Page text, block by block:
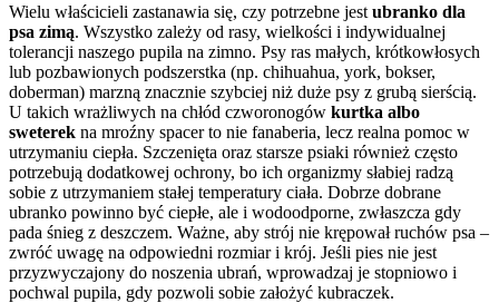
Wielu właścicieli zastanawia się, czy potrzebne jest ubranko dla
psa zimą. Wszystko zależy od rasy, wielkości i indywidualnej
tolerancji naszego pupila na zimno. Psy ras małych, krótkowłosych
lub pozbawionych podszerstka (np. chihuahua, york, bokser,
doberman) marzną znacznie szybciej niż duże psy z grubą sierścią.
U takich wrażliwych na chłód czworonogów kurtka albo
sweterek na mroźny spacer to nie fanaberia, lecz realna pomoc w
utrzymaniu ciepła. Szczenięta oraz starsze psiaki również często
potrzebują dodatkowej ochrony, bo ich organizmy słabiej radzą
sobie z utrzymaniem stałej temperatury ciała. Dobrze dobrane
ubranko powinno być ciepłe, ale i wodoodporne, zwłaszcza gdy
pada śnieg z deszczem. Ważne, aby strój nie krępował ruchów psa –
zwróć uwagę na odpowiedni rozmiar i krój. Jeśli pies nie jest
przyzwyczajony do noszenia ubrań, wprowadzaj je stopniowo i
pochwal pupila, gdy pozwoli sobie założyć kubraczek.